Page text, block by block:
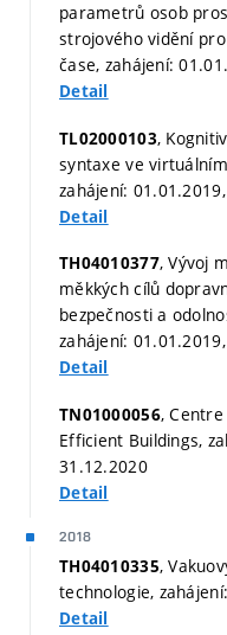
parametrů osob
strojového vidění
čase, zahájení:
Detail
TL02000103,
syntaxe ve
zahájení:
Detail
TH04010377, Vývoj
měkkých cílů
bezpečnosti a
zahájení:
Detail
TN01000056,
Efficient Buildings,
31.12.2020
Detail
2018
TH04010335,
technologie,
Detail